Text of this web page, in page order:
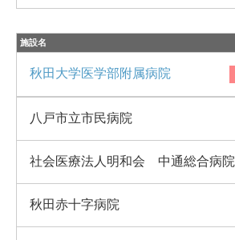
施設名
秋田大学医学部附属病院
八戸市立市民病院
社会医療法人明和会 中通総合病院
秋田赤十字病院